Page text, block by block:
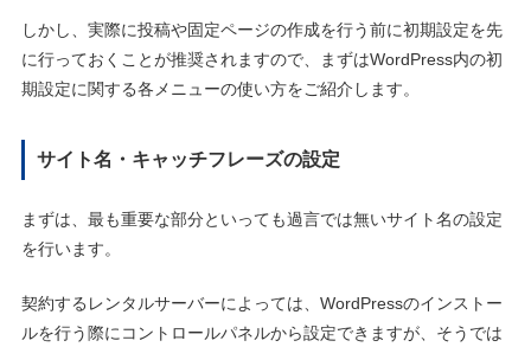
しかし、実際に投稿や固定ページの作成を行う前に初期設定を先
に行っておくことが推奨されますので、まずはWordPress内の初
期設定に関する各メニューの使い方をご紹介します。
サイト名・キャッチフレーズの設定
まずは、最も重要な部分といっても過言では無いサイト名の設定
を行います。
契約するレンタルサーバーによっては、WordPressのインストー
ルを行う際にコントロールパネルから設定できますが、そうでは